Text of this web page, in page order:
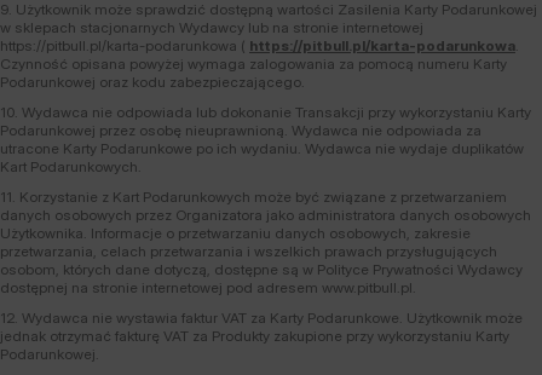
9. Użytkownik może sprawdzić dostępną wartości Zasilenia Karty Podarunkowej
w sklepach stacjonarnych Wydawcy lub na stronie internetowej
https://pitbull.pl/karta-podarunkowa ( https://pitbull.pl/karta-podarunkowa.
Czynność opisana powyżej wymaga zalogowania za pomocą numeru Karty
Podarunkowej oraz kodu zabezpieczającego.
10. Wydawca nie odpowiada lub dokonanie Transakcji przy wykorzystaniu Karty
Podarunkowej przez osobę nieuprawnioną. Wydawca nie odpowiada za
utracone Karty Podarunkowe po ich wydaniu. Wydawca nie wydaje duplikatów
Kart Podarunkowych.
11. Korzystanie z Kart Podarunkowych może być związane z przetwarzaniem
danych osobowych przez Organizatora jako administratora danych osobowych
Użytkownika. Informacje o przetwarzaniu danych osobowych, zakresie
przetwarzania, celach przetwarzania i wszelkich prawach przysługujących
osobom, których dane dotyczą, dostępne są w Polityce Prywatności Wydawcy
dostępnej na stronie internetowej pod adresem www.pitbull.pl.
12. Wydawca nie wystawia faktur VAT za Karty Podarunkowe. Użytkownik może
jednak otrzymać fakturę VAT za Produkty zakupione przy wykorzystaniu Karty
Podarunkowej.